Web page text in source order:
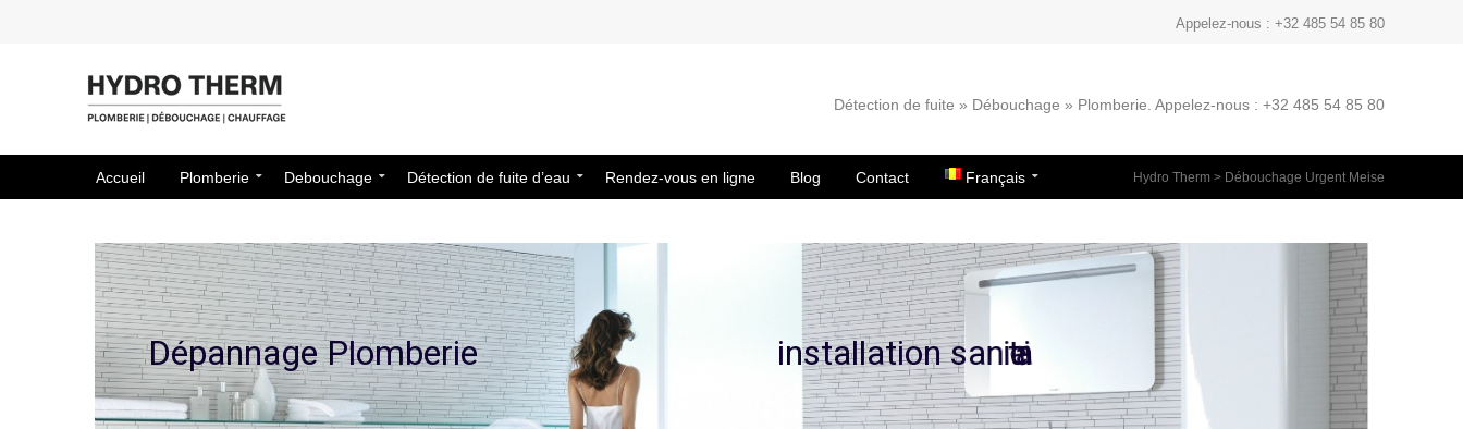
Appelez-nous : +32 485 54 85 80
Détection de fuite » Débouchage » Plomberie. Appelez-nous : +32 485 54 85 80
Hydro Therm > Débouchage Urgent Meise
Accueil Plomberie Debouchage Détection de fuite d’eau Rendez-vous en ligne Blog Contact Français
Dépannage Plomberie installation sanita